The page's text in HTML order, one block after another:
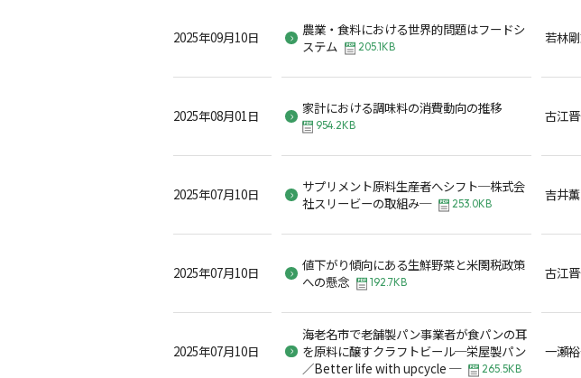
2025年09月10日
農業・食料における世界的問題はフードシ
ステム
205.1KB
若林
2025年08月01日 家計における調味料の消費動向の推移
954.2KB
古江
2025年07月10日
サプリメント原料生産者へシフト─株式会
社スリービーの取組み─
253.0KB
吉井薫
2025年07月10日
値下がり傾向にある生鮮野菜と米関税政策
への懸念
192.7KB
古江
2025年07月10日
海老名市で老舗製パン事業者が食パンの耳
を原料に醸すクラフトビール─栄屋製パン
／Better life with upcycle ─
265.5KB
一瀬